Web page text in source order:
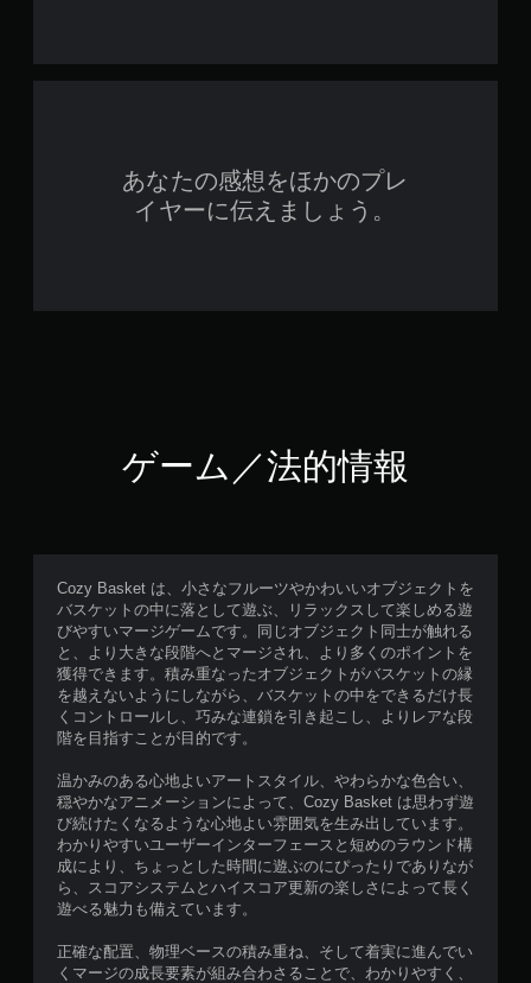
あなたの感想をほかのプレ
イヤーに伝えましょう。
ゲーム／法的情報
Cozy Basket は、小さなフルーツやかわいいオブジェクトを
バスケットの中に落として遊ぶ、リラックスして楽しめる遊
びやすいマージゲームです。同じオブジェクト同士が触れる
と、より大きな段階へとマージされ、より多くのポイントを
獲得できます。積み重なったオブジェクトがバスケットの縁
を越えないようにしながら、バスケットの中をできるだけ長
くコントロールし、巧みな連鎖を引き起こし、よりレアな段
階を目指すことが目的です。
温かみのある心地よいアートスタイル、やわらかな色合い、
穏やかなアニメーションによって、Cozy Basket は思わず遊
び続けたくなるような心地よい雰囲気を生み出しています。
わかりやすいユーザーインターフェースと短めのラウンド構
成により、ちょっとした時間に遊ぶのにぴったりでありなが
ら、スコアシステムとハイスコア更新の楽しさによって長く
遊べる魅力も備えています。
正確な配置、物理ベースの積み重ね、そして着実に進んでい
くマージの成長要素が組み合わさることで、わかりやすく、